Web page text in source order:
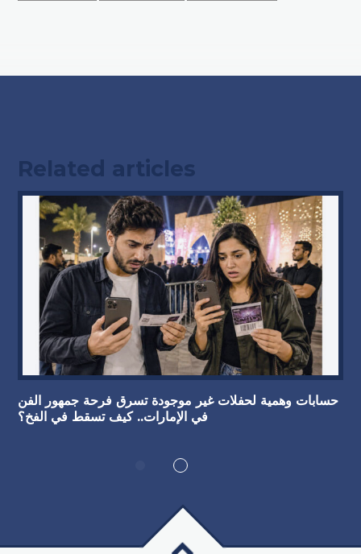
Related articles
حسابات وهمية لحفلات غير موجودة تسرق فرحة جمهور الفن
في الإمارات.. كيف تسقط في الفخ؟